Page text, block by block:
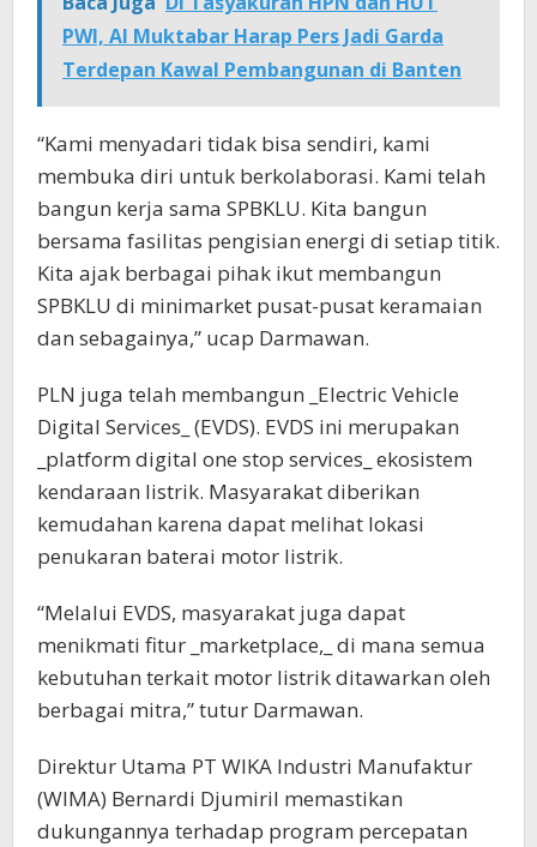
PWI, Al Muktabar Harap Pers Jadi Garda
Terdepan Kawal Pembangunan di Banten
“Kami menyadari tidak bisa sendiri, kami
membuka diri untuk berkolaborasi. Kami telah
bangun kerja sama SPBKLU. Kita bangun
bersama fasilitas pengisian energi di setiap titik.
Kita ajak berbagai pihak ikut membangun
SPBKLU di minimarket pusat-pusat keramaian
dan sebagainya,” ucap Darmawan.
PLN juga telah membangun _Electric Vehicle
Digital Services_ (EVDS). EVDS ini merupakan
_platform digital one stop services_ ekosistem
kendaraan listrik. Masyarakat diberikan
kemudahan karena dapat melihat lokasi
penukaran baterai motor listrik.
“Melalui EVDS, masyarakat juga dapat
menikmati fitur _marketplace,_ di mana semua
kebutuhan terkait motor listrik ditawarkan oleh
berbagai mitra,” tutur Darmawan.
Direktur Utama PT WIKA Industri Manufaktur
(WIMA) Bernardi Djumiril memastikan
dukungannya terhadap program percepatan